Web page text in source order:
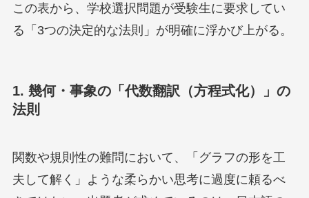
この表から、学校選択問題が受験生に要求してい
る「3つの決定的な法則」が明確に浮かび上がる。
1. 幾何・事象の「代数翻訳（方程式化）」の
法則
関数や規則性の難問において、「グラフの形を工
夫して解く」ような柔らかい思考に過度に頼るべ